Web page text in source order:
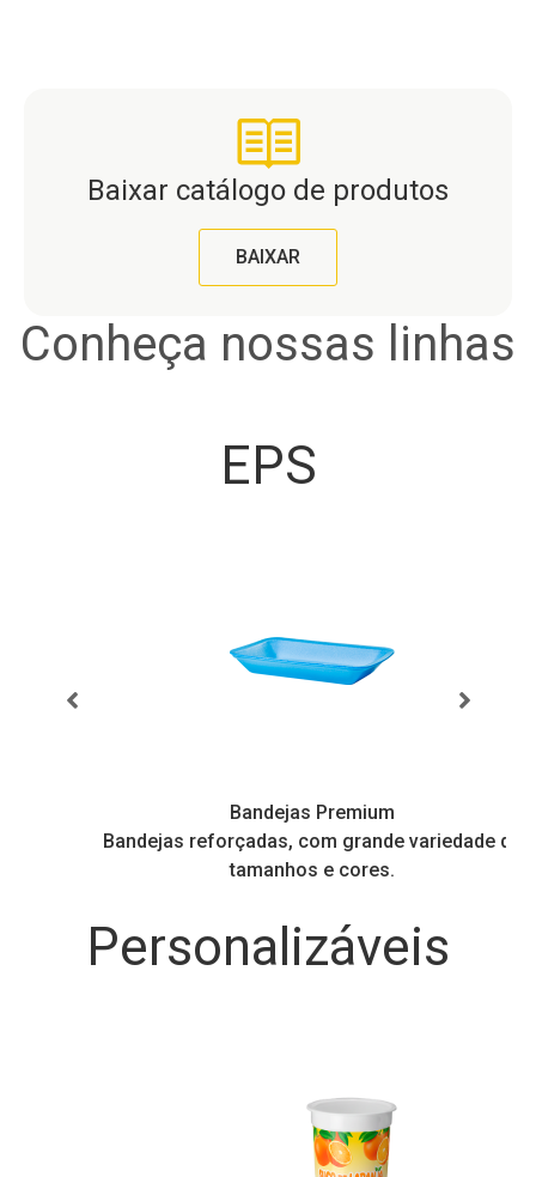
Baixar catálogo de produtos
BAIXAR
Conheça nossas linhas
EPS
Bandejas Premium
Bandejas reforçadas, com grande variedade de
tamanhos e cores.
Personalizáveis